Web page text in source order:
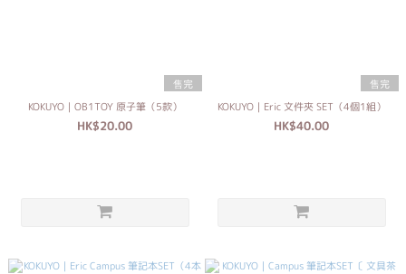
售完
KOKUYO｜OB1TOY 原子筆（5款）
HK$20.00
售完
KOKUYO｜Eric 文件夾 SET（4個1組）
HK$40.00